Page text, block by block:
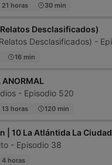
21 horas 30 min
Desclasificados)
Desclasificados) -
16 min
ANORMAL
- Episodio 520
13 horas 120 min
| 10 La Atlántida La
- Episodio 38
4 horas